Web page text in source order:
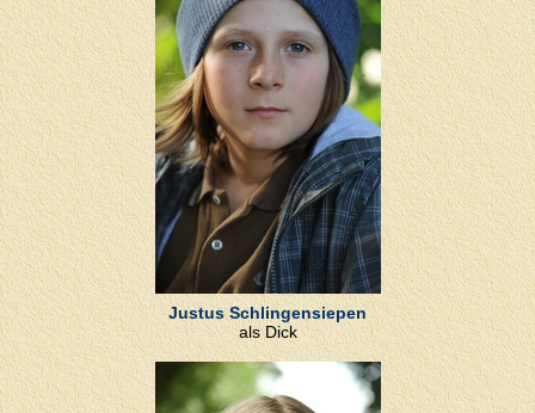
Justus Schlingensiepen
als Dick